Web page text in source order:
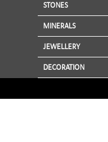
STONES
MINERALS
JEWELLERY
DECORATION